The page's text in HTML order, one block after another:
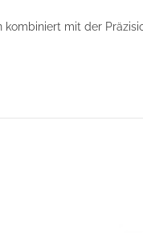
mit der